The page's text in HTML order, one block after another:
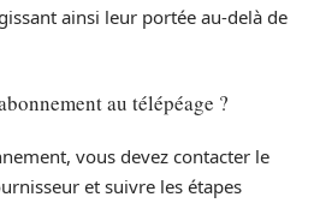
ainsi leur portée au-delà de
au télépéage ?
vous devez contacter le
et suivre les étapes